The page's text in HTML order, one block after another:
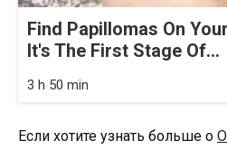
Find Papillomas On
It's The First Stage Of...
3 h 50 min
Если хотите узнать больше о